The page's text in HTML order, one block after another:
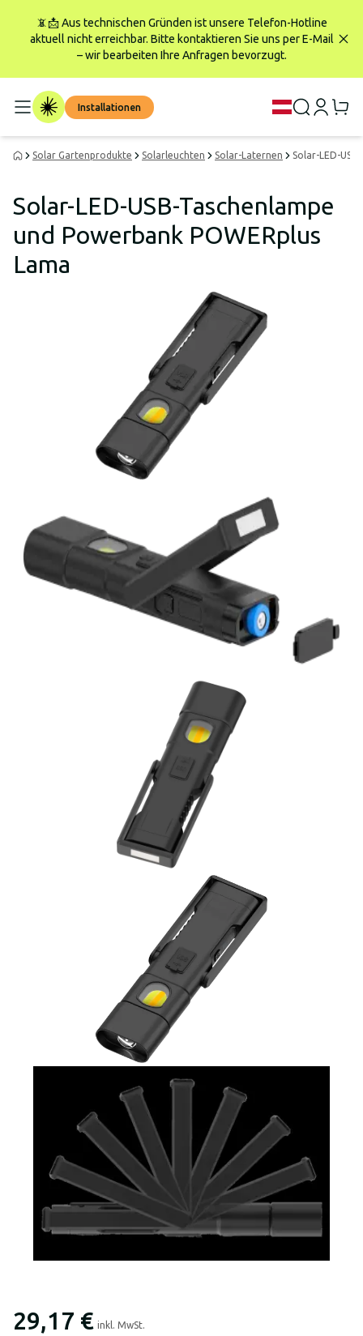
📵📩 Aus technischen Gründen ist unsere Telefon-Hotline
aktuell nicht erreichbar. Bitte kontaktieren Sie uns per E-Mail
– wir bearbeiten Ihre Anfragen bevorzugt.
Installationen
Solar Gartenprodukte Solarleuchten Solar-Laternen Solar-LED-
Solar-LED-USB-Taschenlampe
und Powerbank POWERplus
Lama
29,17 € inkl. MwSt.